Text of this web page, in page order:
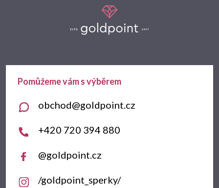
a
obchod@goldpoint.cz
+420 720 394 880
@goldpoint.cz
/goldpoint_sperky/